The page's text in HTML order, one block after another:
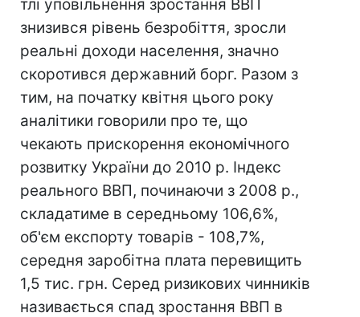
тлі уповільнення зростання ВВП
знизився рівень безробіття, зросли
реальні доходи населення, значно
скоротився державний борг. Разом з
тим, на початку квітня цього року
аналітики говорили про те, що
чекають прискорення економічного
розвитку України до 2010 р. Індекс
реального ВВП, починаючи з 2008 р.,
складатиме в середньому 106,6%,
об'єм експорту товарів - 108,7%,
середня заробітна плата перевищить
1,5 тис. грн. Серед ризикових чинників
називається спад зростання ВВП в